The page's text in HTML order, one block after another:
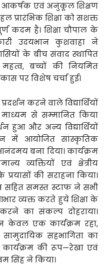
आकर्षक एवं अनुकूल शिक्षण
प्रारंभिक शिक्षा को सशक्त
कदम है। शिक्षा चौपाल के
उदयभान कुशवाहा ने
के बीच संवाद स्थापित
बच्चों की नियमित
पर विशेष चर्चा हुई।
करने वाले विद्यार्थियों
से सम्मानित किया
हुआ और अन्य विद्यार्थियों
में आयोजित सांस्कृतिक
बना दिया। कार्यक्रम
व्यक्तियों एवं क्षेत्रीय
प्रयासों की सराहना किया।
सहित समस्त स्टाफ ने सभी
व्यक्त करते हुये शिक्षा के
का संकल्प दोहराया।
केवल एक कार्यक्रम रहा,
सहभागिता का
की रूप—रेखा एवं
सिंह ने किया।